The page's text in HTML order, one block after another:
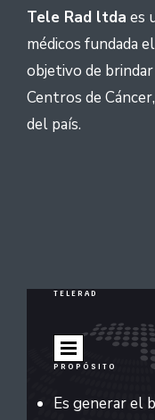
Tele Rad ltda es
médicos fundada
objetivo de
Centros de
del país.
TELERAD
PROPÓSITO
Es generar el